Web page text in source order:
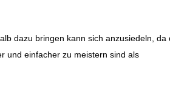
dazu bringen kann sich anzusiedeln, da
und einfacher zu meistern sind als